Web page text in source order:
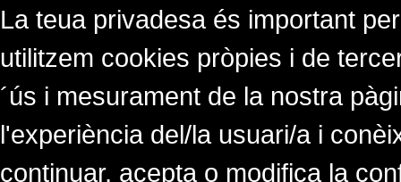
La teua privadesa és important
utilitzem cookies pròpies i de
´ús i mesurament de la nostra
l'experiència del/la usuari/a i
continuar, acepta o modifica la